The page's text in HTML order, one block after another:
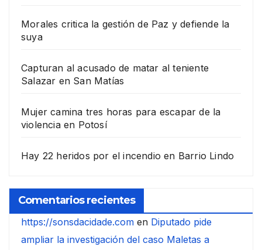
Morales critica la gestión de Paz y defiende la
suya
Capturan al acusado de matar al teniente
Salazar en San Matías
Mujer camina tres horas para escapar de la
violencia en Potosí
Hay 22 heridos por el incendio en Barrio Lindo
Comentarios recientes
https://sonsdacidade.com en Diputado pide
ampliar la investigación del caso Maletas a